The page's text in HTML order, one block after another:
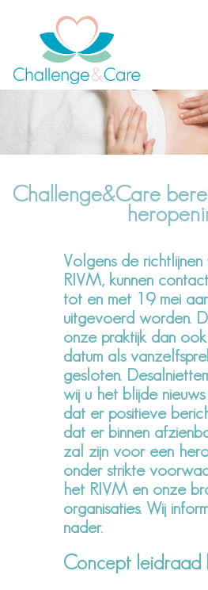
Challenge&Care
Volgens de
RIVM, kunnen
tot en met 19 mei
uitgevoerd worden.
onze praktijk dan
datum als
gesloten.
wij u het blijde
dat er positieve
dat er binnen
zal zijn voor een
onder strikte
het RIVM en onze
organisaties. Wij
nader.
Concept leidraad